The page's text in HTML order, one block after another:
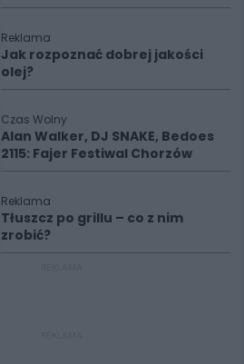
Reklama
Jak rozpoznać dobrej jakości
olej?
Czas Wolny
Alan Walker, DJ SNAKE, Bedoes
2115: Fajer Festiwal Chorzów
Reklama
Tłuszcz po grillu – co z nim
zrobić?